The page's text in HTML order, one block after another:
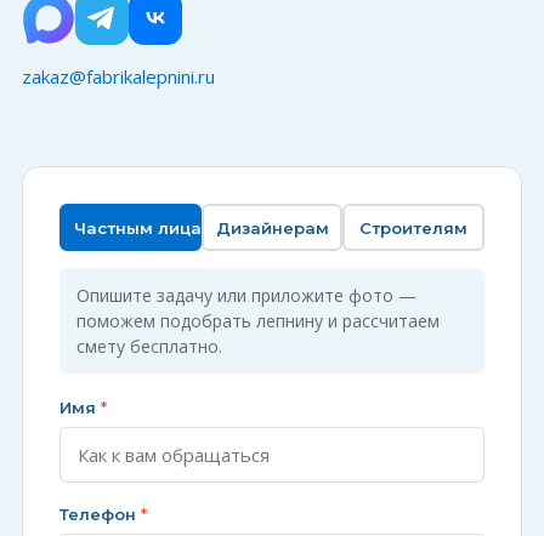
zakaz@fabrikalepnini.ru
Частным лицам Дизайнерам Строителям
Опишите задачу или приложите фото —
поможем подобрать лепнину и рассчитаем
смету бесплатно.
Имя *
Телефон *